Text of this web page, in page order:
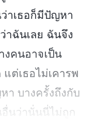
าเธอก็มีปัญหา
าฉันเลย ฉันจึง
งคนอาจเป็น
ต่เธอไม่เคารพ
า บางครั้งถึงกับ
อื่นว่านั่นนี่ไม่ถูก